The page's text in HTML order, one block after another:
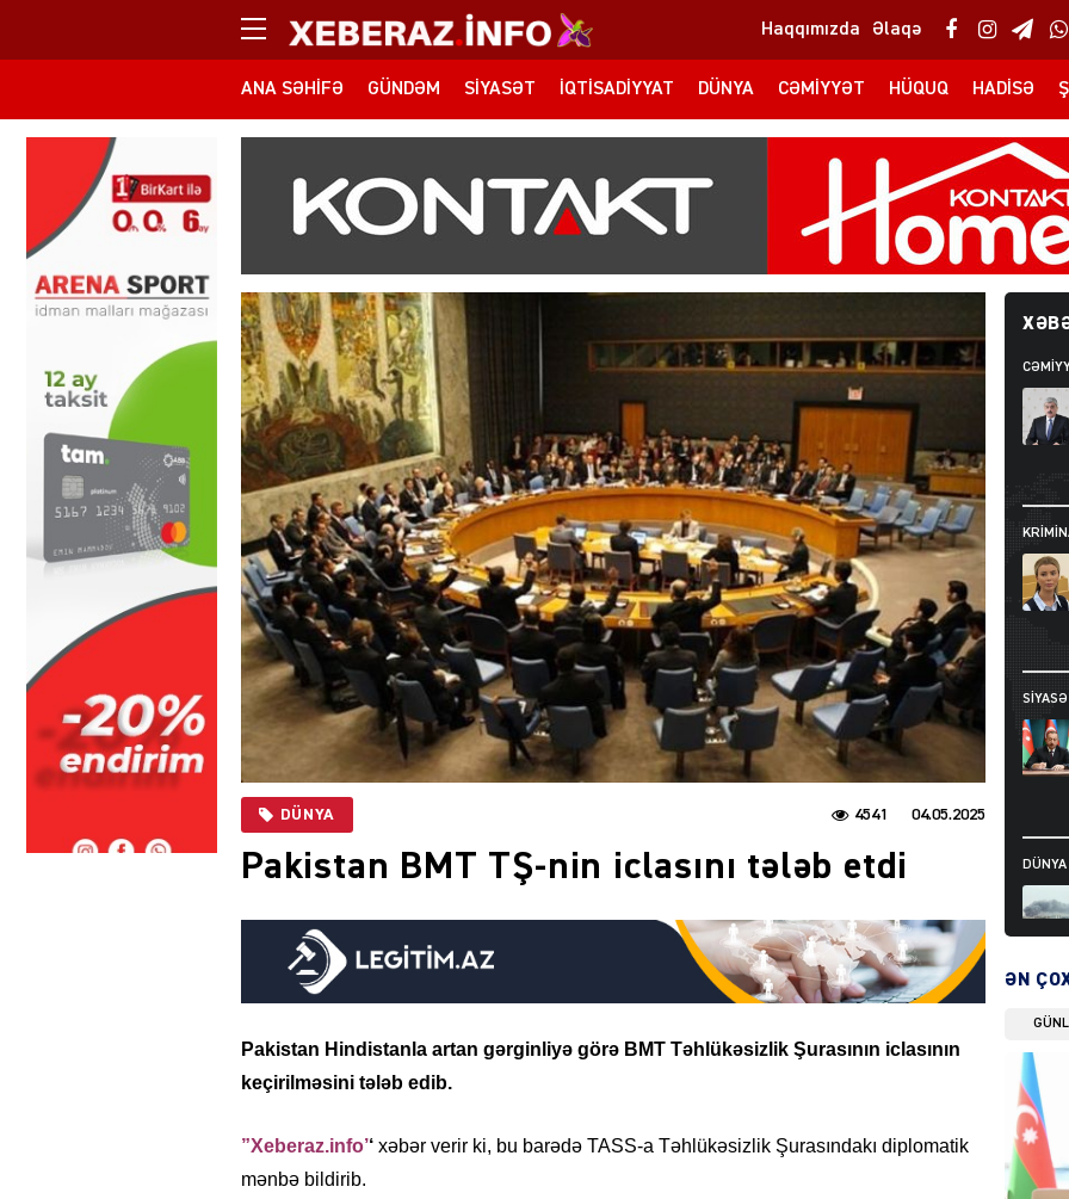
Haqqımızda Əlaqə
ANA SƏHIFƏ GÜNDƏM SIYASƏT İQTISADIYYAT DÜNYA CƏMIYYƏT HÜQUQ HADISƏ
DÜNYA 04.05.2025
4541
Pakistan BMT TŞ-nin iclasını tələb etdi
Pakistan Hindistanla artan gərginliyə görə BMT Təhlükəsizlik Şurasının iclasının
keçirilməsini tələb edib.
”Xeberaz.info’‘ xəbər verir ki, bu barədə TASS-a Təhlükəsizlik Şurasındakı diplomatik
mənbə bildirib.
DÜNYA
ƏN